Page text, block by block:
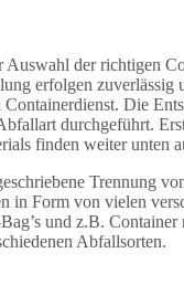
Auswahl der richtigen
erfolgen zuverlässig
Containerdienst. Die
durchgeführt.
finden weiter unten
Trennung
in Form von vielen
und z.B.
Abfallsorten.